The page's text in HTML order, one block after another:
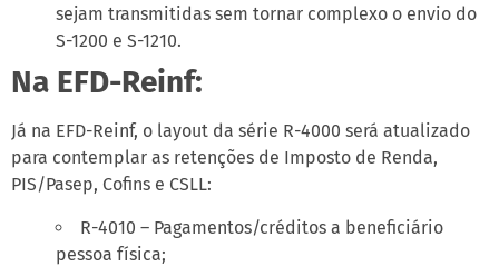
sejam transmitidas sem tornar complexo o envio do
S-1200 e S-1210.
Na EFD-Reinf:
Já na EFD-Reinf, o layout da série R-4000 será atualizado
para contemplar as retenções de Imposto de Renda,
PIS/Pasep, Cofins e CSLL:
R-4010 – Pagamentos/créditos a beneficiário
pessoa física;